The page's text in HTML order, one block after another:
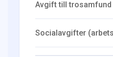
Avgift till trosamfund
Socialavgifter